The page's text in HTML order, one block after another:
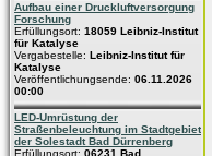
Aufbau einer Druckluftversorgung
Forschung
Erfüllungsort: 18059 Leibniz-Institut
für Katalyse
Vergabestelle: Leibniz-Institut für
Katalyse
Veröffentlichungsende: 06.11.2026
00:00
LED-Umrüstung der
Straßenbeleuchtung im Stadtgebiet
der Solestadt Bad Dürrenberg
Erfüllungsort: 06231 Bad